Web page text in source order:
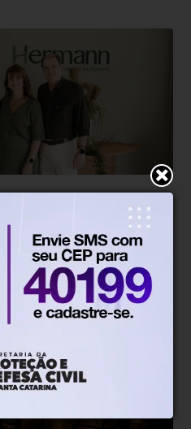
as maiores
um ex-diretor têxtil que
vinho, a Decanter
seus 29 anos como uma
Brasil, sem nunca deixar